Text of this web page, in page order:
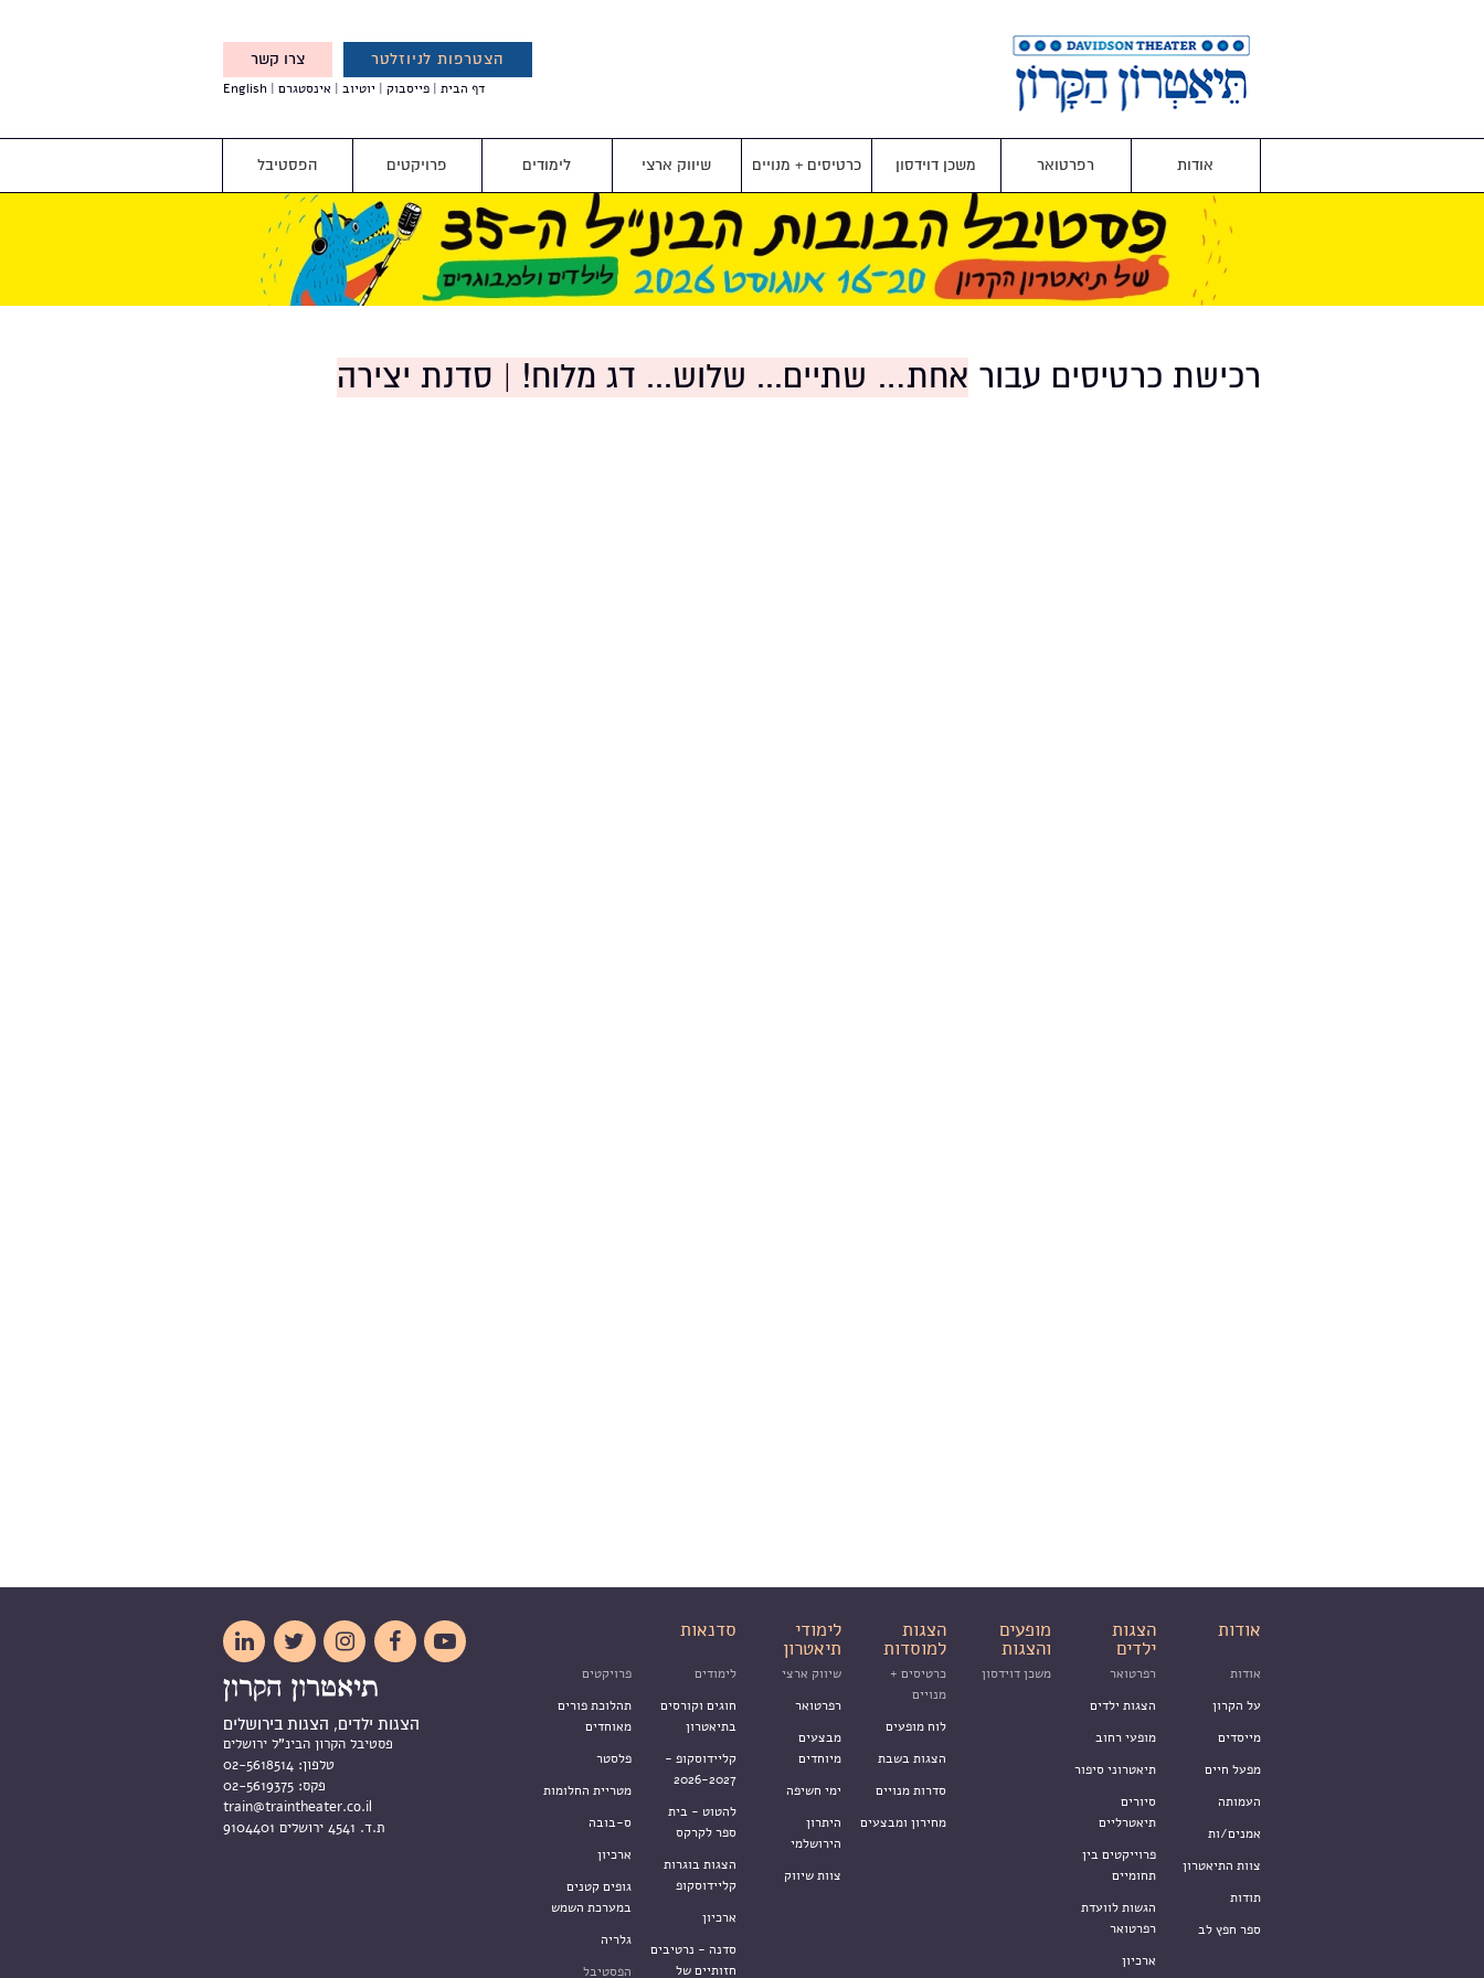
הצטרפות לניוזלטר צרו קשר
והטבות מיוחדות עבורך
דף הבית פייסבוק יוטיוב אינסטגרם English
אודות רפרטואר משכן דוידסון כרטיסים + מנויים שיווק ארצי לימודים פרויקטים הפסטיבל
רכישת כרטיסים עבור אחת… שתיים... שלוש... דג מלוח! | סדנת יצירה
אודות הצגות
ילדים
מופעים
והצגות
הצגות
למוסדות
לימודי
תיאטרון
סדנאות
אודות
על הקרון
מייסדים
מפעל חיים
העמותה
אמנים/ות
צוות התיאטרון
תודות
ספר חפץ לב
רפרטואר
הצגות ילדים
מופעי רחוב
תיאטרוני סיפור
סיורים
תיאטרליים
פרוייקטים בין
תחומיים
הגשות לוועדת
רפרטואר
ארכיון
משכן דוידסון
כרטיסים +
מנויים
לוח מופעים
הצגות בשבת
סדרות מנויים
מחירון ומבצעים
שיווק ארצי
רפרטואר
מבצעים
מיוחדים
ימי חשיפה
היתרון
הירושלמי
צוות שיווק
לימודים
חוגים וקורסים
בתיאטרון
קליידוסקופ -
2026-2027
להטוט - בית
ספר לקרקס
הצגות בוגרות
קליידוסקופ
ארכיון
סדנה - נרטיבים
חזותיים של
פרויקטים
תהלוכת פורים
מאוחדים
פלסטר
מטריית החלומות
ס-בובה
ארכיון
גופים קטנים
במערכת השמש
גלריה
הפסטיבל





הצגות ילדים, הצגות בירושלים
פסטיבל הקרון הבינ"ל ירושלים
טלפון:
פקס:
train@traintheater.co.il
ת.ד. 4541 ירושלים 9104401